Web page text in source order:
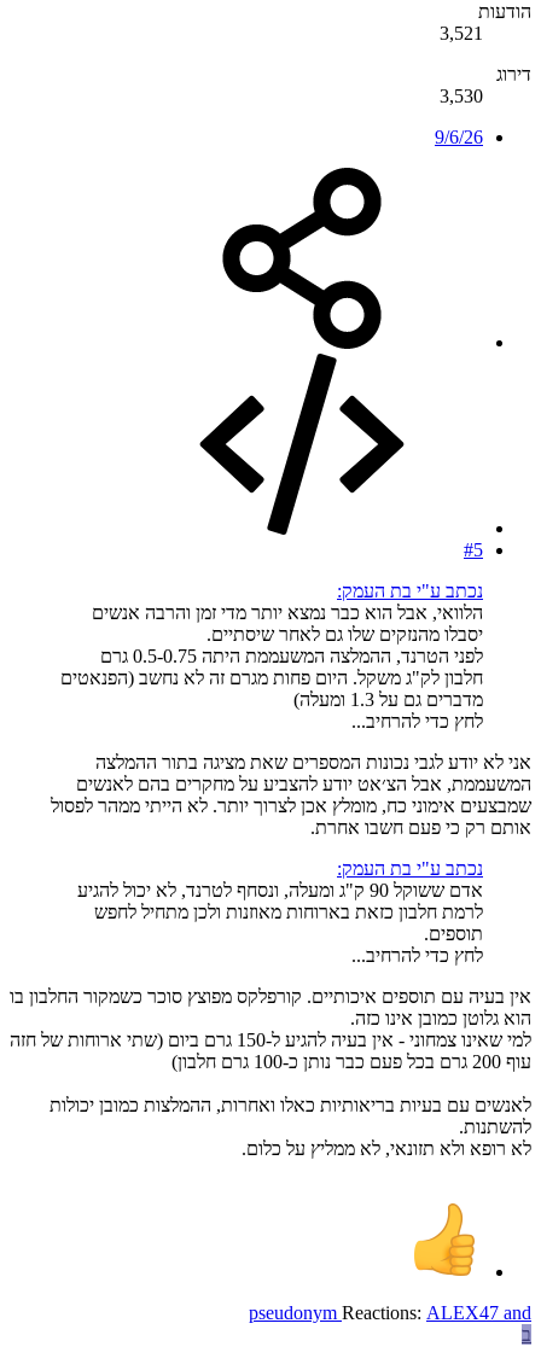
הודעות
3,521
דירוג
3,530
9/6/26
#5
נכתב ע"י בת העמק:
הלוואי, אבל הוא כבר נמצא יותר מדי זמן והרבה אנשים
יסבלו מהנזקים שלו גם לאחר שיסתיים.
לפני הטרנד, ההמלצה המשעממת היתה 0.5-0.75 גרם
חלבון לק"ג משקל. היום פחות מגרם זה לא נחשב (הפנאטים
מדברים גם על 1.3 ומעלה)
לחץ כדי להרחיב...
אני לא יודע לגבי נכונות המספרים שאת מציגה בתור ההמלצה
המשעממת, אבל הצ׳אט יודע להצביע על מחקרים בהם לאנשים
שמבצעים אימוני כח, מומלץ אכן לצרוך יותר. לא הייתי ממהר לפסול
אותם רק כי פעם חשבו אחרת.
נכתב ע"י בת העמק:
אדם ששוקל 90 ק"ג ומעלה, ונסחף לטרנד, לא יכול להגיע
לרמת חלבון כזאת בארוחות מאוזנות ולכן מתחיל לחפש
תוספים.
לחץ כדי להרחיב...
אין בעיה עם תוספים איכותיים. קורפלקס מפוצץ סוכר כשמקור החלבון בו
הוא גלוטן כמובן אינו כזה.
למי שאינו צמחוני - אין בעיה להגיע ל-150 גרם ביום (שתי ארוחות של חזה
עוף 200 גרם בכל פעם כבר נותן כ-100 גרם חלבון)
לאנשים עם בעיות בריאותיות כאלו ואחרות, ההמלצות כמובן יכולות
להשתנות.
לא רופא ולא תזונאי, לא ממליץ על כלום.
Reactions: ALEX47 and
pseudonym
ב